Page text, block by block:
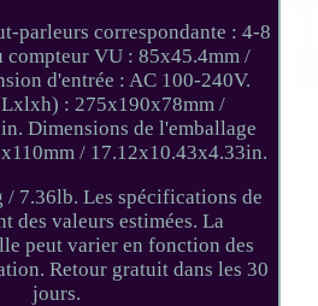
parleurs correspondante : 4-8
compteur VU : 85x45.4mm /
d'entrée : AC 100-240V.
: 275x190x78mm /
Dimensions de l'emballage
/ 17.12x10.43x4.33in.
/ 7.36lb. Les spécifications de
des valeurs estimées. La
peut varier en fonction des
Retour gratuit dans les 30
jours.